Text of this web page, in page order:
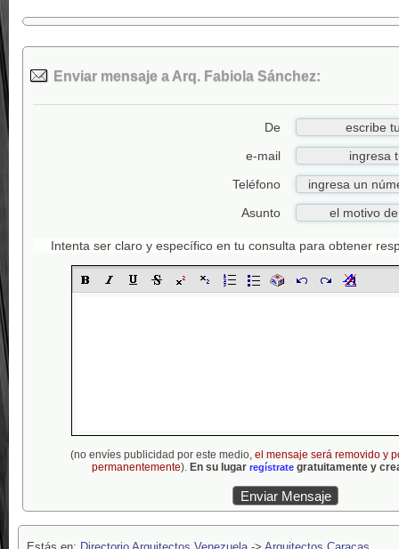
Enviar mensaje a Arq. Fabiola Sánchez:
De
e-mail
Teléfono
Asunto
Intenta ser claro y específico en tu consulta para obtener
(no envíes publicidad por este medio, el mensaje será removido y
permanentemente). En su lugar regístrategratuitamente y